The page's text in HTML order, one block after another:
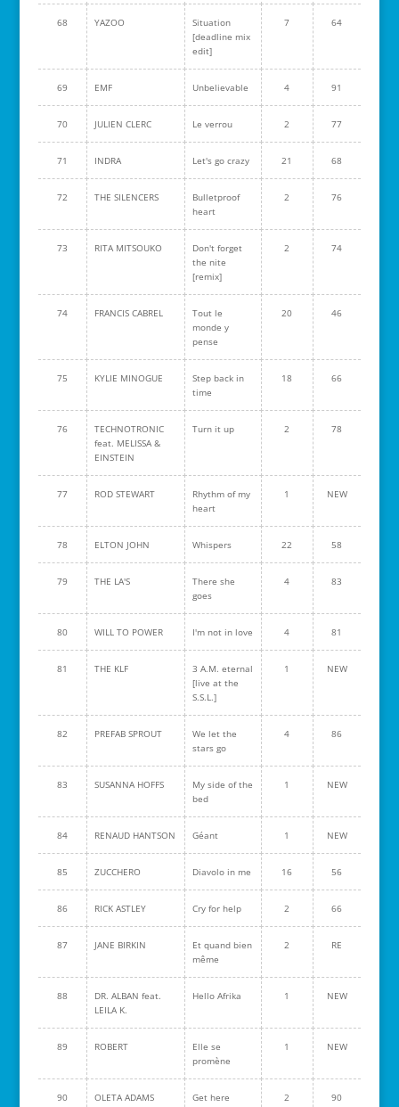
68 YAZOO
Situation
[deadline mix
edit]
7 64
69 EMF Unbelievable 4 91
70 JULIEN CLERC Le verrou 2 77
71 INDRA Let's go crazy 21 68
72 THE SILENCERS
Bulletproof
heart
2 76
73 RITA MITSOUKO
Don't forget
the nite
[remix]
2 74
74 FRANCIS CABREL
Tout le
monde y
pense
20 46
75 KYLIE MINOGUE
Step back in
time
18 66
76
TECHNOTRONIC
feat. MELISSA &
EINSTEIN
Turn it up 2 78
77 ROD STEWART
Rhythm of my
heart
1 NEW
78 ELTON JOHN Whispers 22 58
79 THE LA'S
There she
goes
4 83
80 WILL TO POWER I'm not in love 4 81
81 THE KLF
3 A.M. eternal
[live at the
S.S.L.]
1 NEW
82 PREFAB SPROUT
We let the
stars go
4 86
83 SUSANNA HOFFS
My side of the
bed
1 NEW
84 RENAUD HANTSON Géant 1 NEW
85 ZUCCHERO Diavolo in me 16 56
86 RICK ASTLEY Cry for help 2 66
87 JANE BIRKIN
Et quand bien
même
2 RE
88
DR. ALBAN feat.
LEILA K.
Hello Afrika 1 NEW
89 ROBERT
Elle se
promène
1 NEW
90 OLETA ADAMS Get here 2 90